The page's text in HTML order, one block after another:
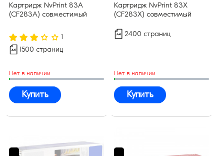
Картридж NvPrint 83A
(CF283A) совместимый
1
1500 страниц
Нет в наличии
Купить
Картридж NvPrint 83X
(CF283X) совместимый
2400 страниц
Нет в наличии
Купить